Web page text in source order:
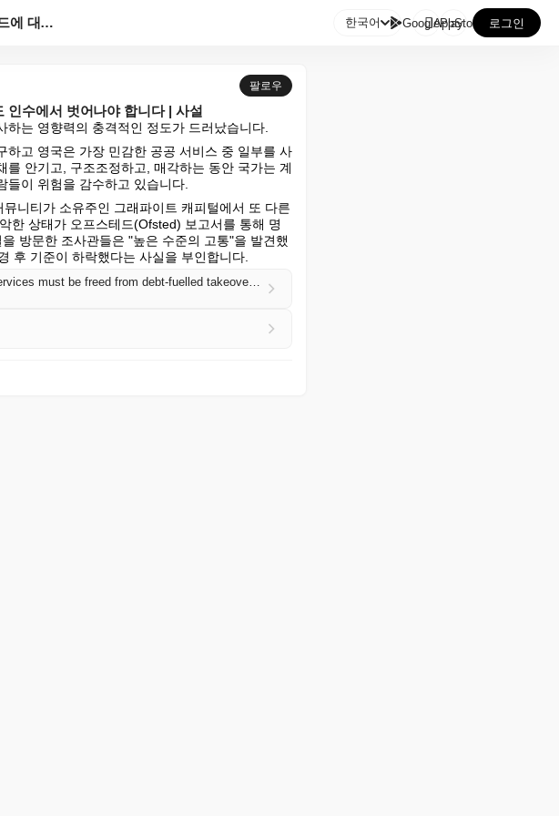
가디언의 공공 부문 사모펀드에 대한 견해: 아동 서비스... 한국어 GooglePlay
AppStore 로그인
팔로우
인수에서 벗어나야 합니다 | 사설
는 영향력의 충격적인 정도가 드러났습니다.
고 영국은 가장 민감한 공공 서비스 중 일부를 사
안기고, 구조조정하고, 매각하는 동안 국가는 계
이 위험을 감수하고 있습니다.
니티가 소유주인 그래파이트 캐피털에서 또 다른
한 상태가 오프스테드(Ofsted) 보고서를 통해 명
방문한 조사관들은 "높은 수준의 고통"을 발견했
후 기준이 하락했다는 사실을 부인합니다.
The Guardian view on private equity in the public sector: children’s services must be freed from debt-fuelled takeovers | Editorial